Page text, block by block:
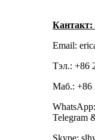
Email:
Тэл.: +86
Маб.: +86
Telegram
Skype: